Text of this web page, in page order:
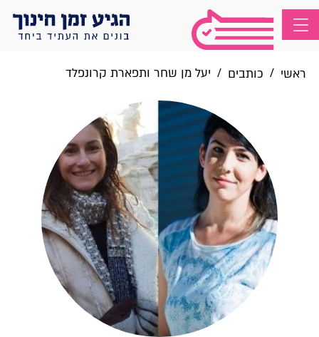
ראשי / כותבים / יעל מן שחר ותפארת קרונפלד